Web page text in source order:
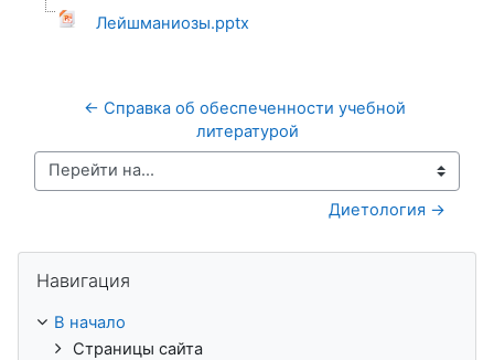
Лейшманиозы.pptx
← Справка об обеспеченности учебной
литературой
Перейти на...
Диетология →
Навигация
В начало
Страницы сайта